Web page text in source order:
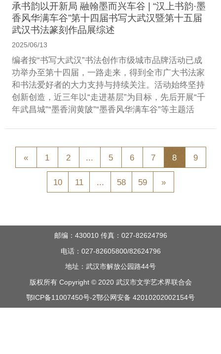
承书韵以开新局 融翰墨而兴车谷 | “汉上书韵·墨
香风华满车谷”第十四届书写大武汉暨第十五届
武汉书法篆刻作品展综述
2025/06/13
编者按“书写大武汉”书法创作市级城市品牌活动已成
功举办至第十四届，一路走来，得到全市广大书法家
和书法爱好者的大力支持与持续关注。活动始终坚持
创新创造，近三年以“走进基层”为目标，先后开展“千
年武昌城”“墨香润黄陂”“墨香风华满车谷”等主题活
« 1 2 ... 5 6 7 8 9
10 11 ... 58 59 »
邮编：430010 传真：027-82624796
电话：027-82605800/82624796
地址：武汉市解放公园路44号
版权所有 Copyright © 2020 武汉市文学艺术界联合会
鄂ICP备11007450号-2鄂公网安备 42010202002154号